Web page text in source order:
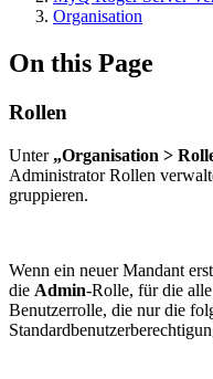
Organisation
On this Page
Rollen
Unter „Organisation >
Administrator Rollen
gruppieren.
Wenn ein neuer Mandant
die Admin-Rolle, für die
Benutzerrolle, die nur die